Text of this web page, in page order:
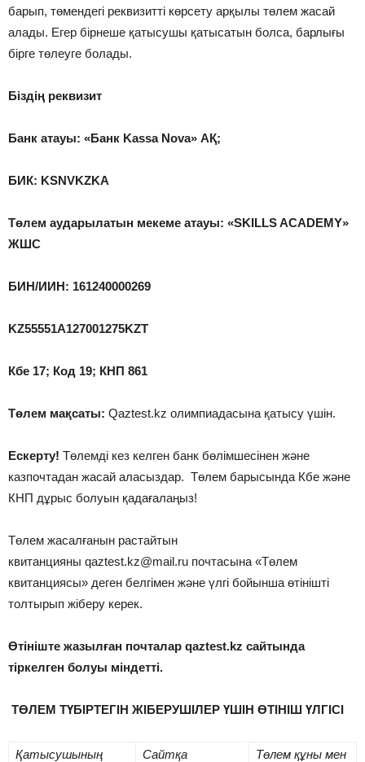
барып, төмендегі реквизитті көрсету арқылы төлем жасай
алады. Егер бірнеше қатысушы қатысатын болса, барлығы
бірге төлеуге болады.
Біздің реквизит
Банк атауы: «Банк Kassa Nova» АҚ;
БИК: KSNVKZKA
Төлем аударылатын мекеме атауы: «SKILLS ACADEMY»
ЖШС
БИН/ИИН: 161240000269
KZ55551A127001275KZT
Кбе 17; Код 19; КНП 861
Төлем мақсаты: Qaztest.kz олимпиадасына қатысу үшін.
Ескерту! Төлемді кез келген банк бөлімшесінен және
казпочтадан жасай аласыздар. Төлем барысында Кбе және
КНП дұрыс болуын қадағалаңыз!
Төлем жасалғанын растайтын
квитанцияны qaztest.kz@mail.ru почтасына «Төлем
квитанциясы» деген белгімен және үлгі бойынша өтінішті
толтырып жіберу керек.
Өтініште жазылған почталар qaztest.kz сайтында
тіркелген болуы міндетті.
ТӨЛЕМ ТҮБІРТЕГІН ЖІБЕРУШІЛЕР ҮШІН ӨТІНІШ ҮЛГІСІ
Қатысушының
Сайтқа
Төлем құны мен